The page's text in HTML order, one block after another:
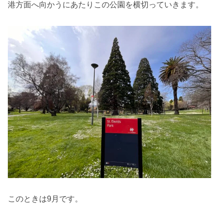
港方面へ向かうにあたりこの公園を横切っていきます。
このときは9月です。